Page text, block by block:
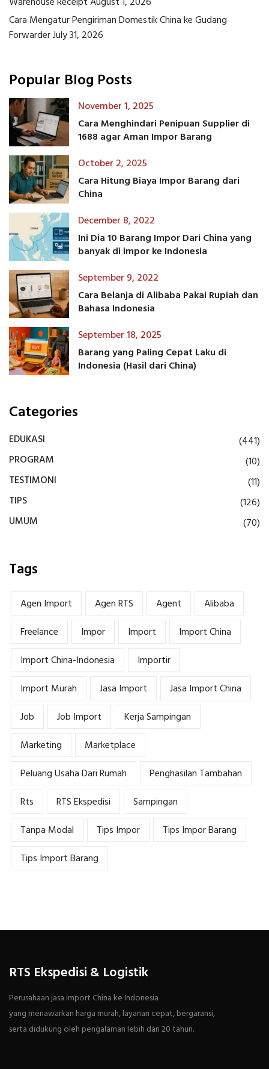
Cara Mengatur Pengiriman Domestik China ke Gudang
ForwarderJuly 31, 2026
Popular Blog Posts
November 1, 2025
Cara Menghindari Penipuan Supplier di
1688 agar Aman Impor Barang
October 2, 2025
Cara Hitung Biaya Impor Barang dari
China
December 8, 2022
Ini Dia 10 Barang Impor Dari China yang
banyak di impor ke Indonesia
September 9, 2022
Cara Belanja di Alibaba Pakai Rupiah dan
Bahasa Indonesia
September 18, 2025
Barang yang Paling Cepat Laku di
Indonesia (Hasil dari China)
Categories
EDUKASI
(441)
PROGRAM
(10)
TESTIMONI
(11)
TIPS
(126)
UMUM
(70)
Tags
Agen Import Agen RTS Agent
Alibaba
Freelance
Impor Import
Import China
Import China-Indonesia
Importir
Import Murah
Jasa Import
Jasa Import China
Job
Job Import
Kerja Sampingan
Marketing
Marketplace
Peluang Usaha Dari Rumah
Penghasilan Tambahan
Rts
RTS Ekspedisi
Sampingan
Tanpa Modal
Tips Impor
Tips Impor Barang
Tips Import Barang
RTS Ekspedisi & Logistik
Perusahaan jasa import China ke Indonesia
yang menawarkan harga murah, layanan cepat, bergaransi,
serta didukung oleh pengalaman lebih dari 20 tahun.